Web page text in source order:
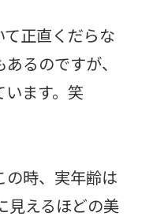
正直くだらな
るのですが、
います。笑
の時、実年齢は
見えるほどの美